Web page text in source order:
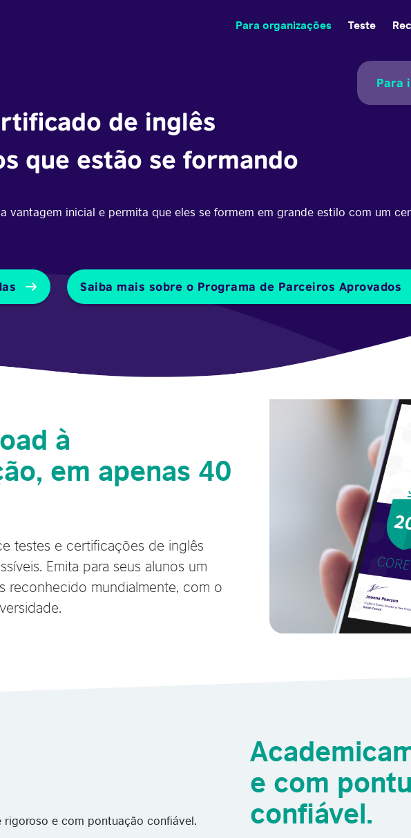
Para organizações Teste
Para
de inglês
que estão se formando
vantagem inicial e permita que eles se formem em grande estilo com um
Saiba mais sobre o Programa de Parceiros Aprovados
à
em apenas 40
testes e certificações de inglês
Emita para seus alunos um
reconhecido mundialmente, com o
e com
confiável.